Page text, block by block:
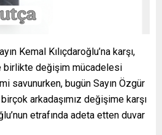
Kemal Kılıçdaroğlu’na karşı,
birlikte değişim mücadelesi
savunurken, bugün Sayın Özgür
arkadaşımız değişime karşı
etrafında adeta etten duvar